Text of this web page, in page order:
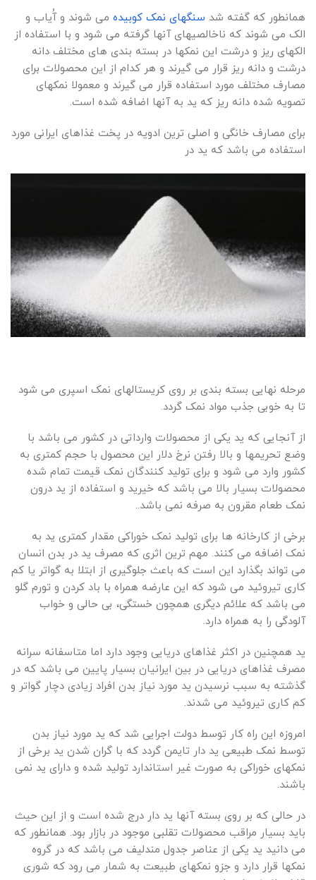
همانطور که گفته شد سنگهای نمک کوبیده می شوند و آُیاب و
الک می شوند که ناخالصیهای آنها گرفته می شود و با استفاده از
الکهای ریز و درشت این نمکها در بسته بندی های مختلف دانه
درشت و دانه ریز قرار می گیرند و هر کدام از این محصولات برای
مصارف مختلف مورد استفاده قرار می گیرند و معمولا نمکهای
تصویه شده دانه ریز که ید به آنها اضافه شده است.
برای مصارف خانگی و اصلی ترین ادویه در پخت غذاهای ایرانی مورد
استفاده می باشد که ید در
مرحله نهایی بسته بندی بر روی کریستالهای نمک اسپری می شود
تا به خوبی جذب مواد نمک گردد.
از آنجایی که ید یکی از محصولات وارداتی در کشور می باشد با
وضع تحریمها و بالا رفتن نرخ دلار این محصول با حجم کمتری به
کشور وارد می شود و برای تولید کنندگان نمک قیمت تمام شده
محصولات بسیار بالا می باشد که خیرید و استفاده از ید درون
نمک طعام مقرون به صرفه نمی باشد..
برخی از کارخانه ها برای تولید نمک خوراکی مقدار کمتری ید به
نمک اضافه می کنند. مهم ترین اثری که مصرف ید در بدن انسان
می تواند بگذارد این است که باعث جلوگیری از ابتلا به گواتر یا کم
کاری تیروئید می شود که این عارضه همراه با باد کردن و تورم گلو
می باشد که علائم دیگری همچون خستگی، بی حالی و خواب
آلودگی را به همراه دارد.
ید همچنین در اکثر غذاهای دریایی وجود دارد اما متاسفانه سرانه
مصرف غذاهای دریایی در بین ایرانیان بسیار پایین می باشد که در
گذشته به سبب نرسیدن ید مورد نیاز بدن افراد زیادی دچار گواتر و
کم کاری تیروئید می شدند.
امروزه این راه کار توسط دولت اجرایی شد که ید مورد نیاز بدن
توسط نمک طبیعی ید دار تایمن گردد که با گران شدن ید برخی از
نمکهای خوراکی به صورت غیر استاندارد تولید شده و دارای ید نمی
باشند.
در حالی که بر روی بسته آنها ید دار درج شده است و از این حیث
باید بسیار مراقب محصولات تقلبی موجود در بازار بود. همانطور که
می دانید ید یکی از عناصر جدول مندلیف می باشد که در گروه
نمکها قرار دارد و جزو نمکهای طبیعت به شمار می رود که شوری